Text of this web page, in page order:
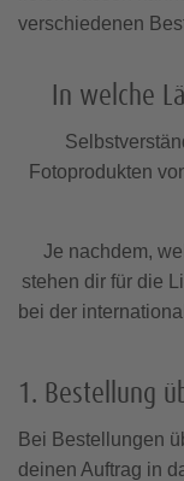
Pixum Fotobuch
Fotobuch zur
Kochbuch
Küchenkalender
Fotokalender A4
Fotokalender A3
Fotokalender A2
Tipps & Ideen
Fotos
Matte Prints
Scrapbook
Fotobox
Passfotos
Foto auf Forex
Fotomagnete
Foto-Memo
Fotopuzzle 1.500
Fotopuzzle 2.000
Geburtstagskarten
Einladungen
Danksagung
Taufkarten
Weihnachtskarten
Huawei Hüllen
Sony Hüllen
Geschenke zum
verschiedenen
In welche
Fotoprodukten
Je nachdem,
stehen dir für die
bei der
1. Bestellung
Bei Bestellungen
deinen Auftrag in